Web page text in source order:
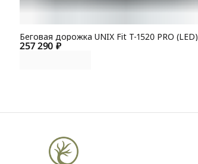
257 290 ₽
Беговая дорожка UNIX Fit T-1520 PRO (LED)